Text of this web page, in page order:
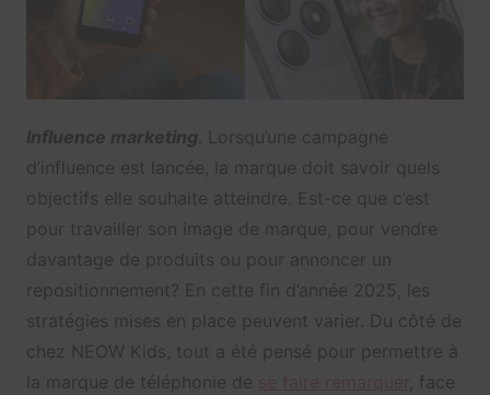
Influence marketing . Lorsqu’une campagne
d’influence est lancée, la marque doit savoir quels
objectifs elle souhaite atteindre. Est-ce que c’est
pour travailler son image de marque, pour vendre
davantage de produits ou pour annoncer un
repositionnement? En cette fin d’année 2025, les
stratégies mises en place peuvent varier. Du côté de
chez NEOW Kids, tout a été pensé pour permettre à
la marque de téléphonie de
, face